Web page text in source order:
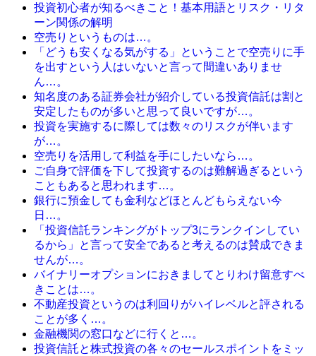
投資初心者が知るべきこと！基本用語とリスク・リタ
ーン関係の解明
空売りというものは…。
「どうも安くなる気がする」ということで空売りに手
を出すという人はいないと言って間違いありませ
ん…。
知名度のある証券会社が紹介している投資信託は割と
安定したものが多いと思って良いですが…。
投資を実施するに際しては数々のリスクが伴います
が…。
空売りを活用して利益を手にしたいなら…。
ご自身で評価を下して投資するのは難解過ぎるという
こともあると思われます…。
銀行に預金しても金利などほとんどもらえない今
日…。
「投資信託ランキングがトップ3にランクインしてい
るから」と言って安全であると考えるのは賛成できま
せんが…。
バイナリーオプションにおきましてとりわけ留意すべ
きことは…。
不動産投資というのは利回りがハイレベルと評される
ことが多く…。
金融機関の窓口などに行くと…。
投資信託と株式投資の各々のセールスポイントをミッ